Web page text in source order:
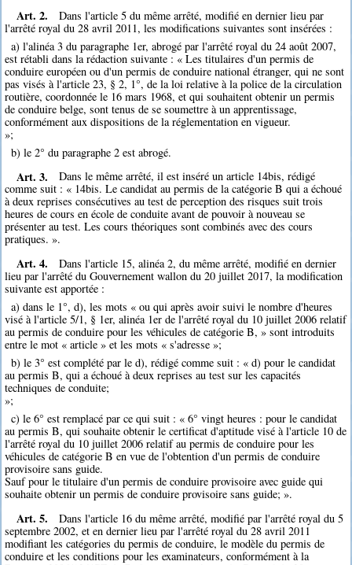
Art. 2.
Dans l'article 5 du même arrêté, modifié en dernier lieu par
l'arrêté royal du 28 avril 2011, les modifications suivantes sont insérées :
a) l'alinéa 3 du paragraphe 1er, abrogé par l'arrêté royal du 24 août 2007,
est rétabli dans la rédaction suivante : « Les titulaires d'un permis de
conduire européen ou d'un permis de conduire national étranger, qui ne sont
pas visés à l'article 23, § 2, 1°, de la loi relative à la police de la circulation
routière, coordonnée le 16 mars 1968, et qui souhaitent obtenir un permis
de conduire belge, sont tenus de se soumettre à un apprentissage,
conformément aux dispositions de la réglementation en vigueur.
»;
b) le 2° du paragraphe 2 est abrogé.
Art. 3.
Dans le même arrêté, il est inséré un article 14bis, rédigé
comme suit : « 14bis. Le candidat au permis de la catégorie B qui a échoué
à deux reprises consécutives au test de perception des risques suit trois
heures de cours en école de conduite avant de pouvoir à nouveau se
présenter au test. Les cours théoriques sont combinés avec des cours
pratiques. ».
Art. 4.
Dans l'article 15, alinéa 2, du même arrêté, modifié en dernier
lieu par l'arrêté du Gouvernement wallon du 20 juillet 2017, la modification
suivante est apportée :
a) dans le 1°, d), les mots « ou qui après avoir suivi le nombre d'heures
visé à l'article 5/1, § 1er, alinéa 1er de l'arrêté royal du 10 juillet 2006 relatif
au permis de conduire pour les véhicules de catégorie B, » sont introduits
entre le mot « article » et les mots « s'adresse »;
b) le 3° est complété par le d), rédigé comme suit : « d) pour le candidat
au permis B, qui a échoué à deux reprises au test sur les capacités
techniques de conduite;
»;
c) le 6° est remplacé par ce qui suit : « 6° vingt heures : pour le candidat
au permis B, qui souhaite obtenir le certificat d'aptitude visé à l'article 10 de
l'arrêté royal du 10 juillet 2006 relatif au permis de conduire pour les
véhicules de catégorie B en vue de l'obtention d'un permis de conduire
provisoire sans guide.
Sauf pour le titulaire d'un permis de conduire provisoire avec guide qui
souhaite obtenir un permis de conduire provisoire sans guide; ».
Art. 5.
Dans l'article 16 du même arrêté, modifié par l'arrêté royal du 5
septembre 2002, et en dernier lieu par l'arrêté royal du 28 avril 2011
modifiant les catégories du permis de conduire, le modèle du permis de
conduire et les conditions pour les examinateurs, conformément à la